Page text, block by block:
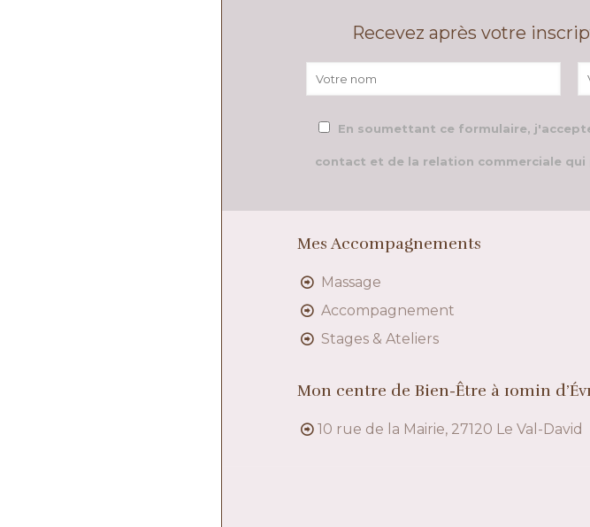
Recevez après votre
En soumettant ce formulaire,
contact et de la relation commerciale qui
Mes Accompagnements
Massage
Accompagnement
Stages & Ateliers
Mon centre de Bien-Être à 10min
10 rue de la Mairie, 27120 Le Val-David